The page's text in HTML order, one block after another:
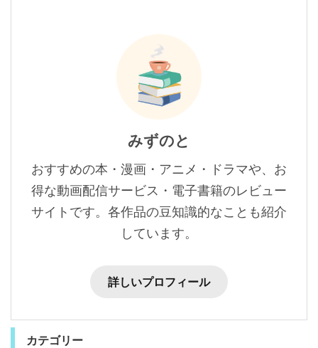
みずのと
おすすめの本・漫画・アニメ・ドラマや、お
得な動画配信サービス・電子書籍のレビュー
サイトです。各作品の豆知識的なことも紹介
しています。
詳しいプロフィール
カテゴリー